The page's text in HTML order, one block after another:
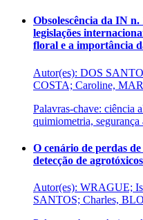
Obsolescência da IN n.
legislações
floral e a importância
Autor(es): DOS
COSTA; Caroline,
Palavras-chave: ciência
quimiometria, segurança
O cenário de perdas
detecção de
Autor(es): WRAGUE;
SANTOS; Charles,